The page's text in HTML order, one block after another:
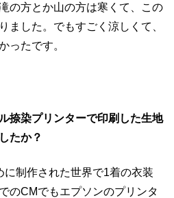
の方とか山の方は寒くて、この
ました。でもすごく涼しくて、
ったです。
捺染プリンターで印刷した生地
たか？
制作された世界で1着の衣装
のCMでもエプソンのプリンタ